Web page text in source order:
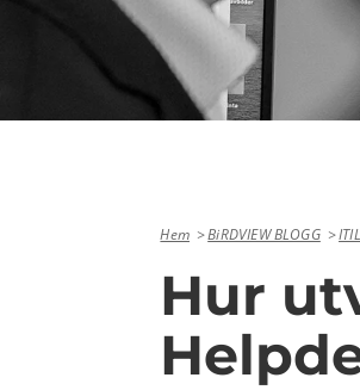
Hem BiRDVIEW BLOGG
Hur